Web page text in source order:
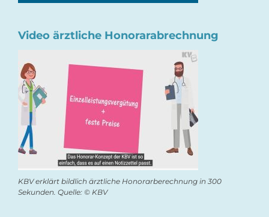
Video ärztliche Honorarabrechnung
KBV erklärt bildlich ärztliche Honorarberechnung in 300
Sekunden. Quelle: © KBV